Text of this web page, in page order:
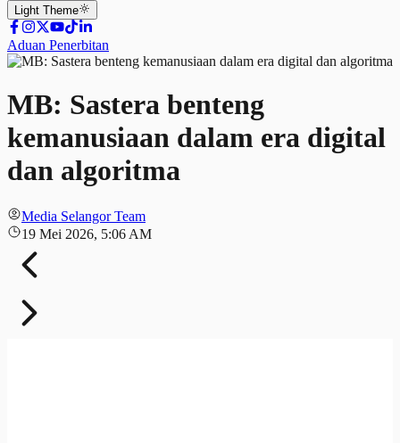
Light Theme
Aduan Penerbitan
MB: Sastera benteng
kemanusiaan dalam era digital
dan algoritma
Media Selangor Team
19 Mei 2026, 5:06 AM